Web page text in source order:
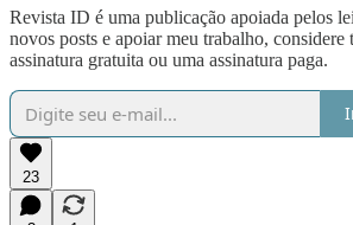
Revista ID é uma publicação apoiada pelos
novos posts e apoiar meu trabalho, considere
assinatura gratuita ou uma assinatura paga.
23